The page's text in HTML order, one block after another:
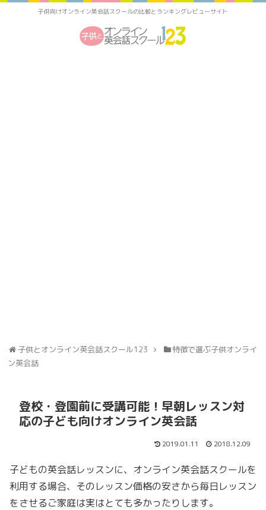
子供向けオンライン英会話スクールの比較とランキングレビューサイト
子供とオンライン英会話スクール123
特徴で選ぶ子供オンライ
ン英会話
登校・登園前に受講可能！早朝レッスン対
応の子ども向けオンライン英会話
2019.01.11 2018.12.09
子どもの英会話レッスンに、オンライン英会話スクールを
利用する場合、そのレッスン価格の安さから毎日レッスン
をさせるご家庭は実はとても多かったりします。